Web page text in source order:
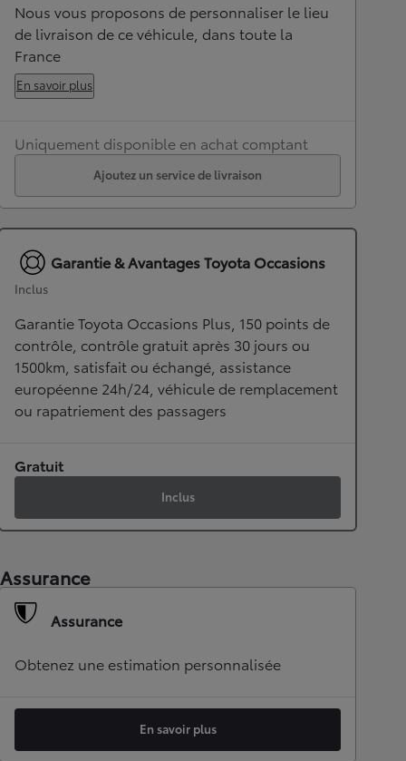
Nous vous proposons de personnaliser le lieu
de livraison de ce véhicule, dans toute la
France
En savoir plus
Uniquement disponible en achat comptant
Ajoutez un service de livraison
Garantie & Avantages Toyota Occasions
Inclus
Garantie Toyota Occasions Plus, 150 points de
contrôle, contrôle gratuit après 30 jours ou
1500km, satisfait ou échangé, assistance
européenne 24h/24, véhicule de remplacement
ou rapatriement des passagers
Gratuit
Inclus
Assurance
Assurance
Obtenez une estimation personnalisée
En savoir plus